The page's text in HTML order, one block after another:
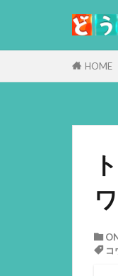
HOME
コ